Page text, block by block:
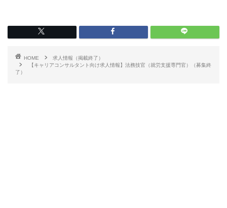
HOME
求人情報（掲載終了）
【キャリアコンサルタント向け求人情報】法務技官（就労支援専門官）（募集終
了）